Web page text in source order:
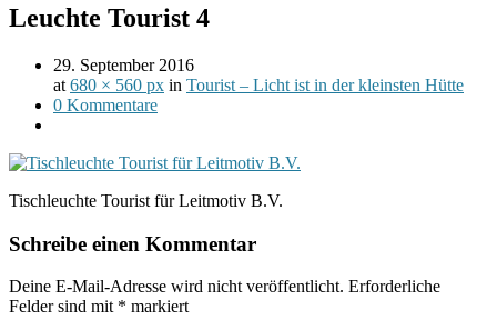
Leuchte Tourist 4
29. September 2016
at 680 × 560 px in Tourist – Licht ist in der kleinsten Hütte
0 Kommentare
Tischleuchte Tourist für Leitmotiv B.V.
Schreibe einen Kommentar
Deine E-Mail-Adresse wird nicht veröffentlicht. Erforderliche
Felder sind mit * markiert